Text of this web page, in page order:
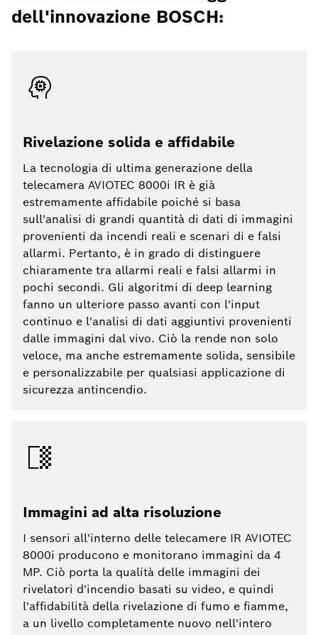
dell'innovazione BOSCH:
Rivelazione solida e affidabile
La tecnologia di ultima generazione della
telecamera AVIOTEC 8000i IR è già
estremamente affidabile poiché si basa
sull'analisi di grandi quantità di dati di immagini
provenienti da incendi reali e scenari di e falsi
allarmi. Pertanto, è in grado di distinguere
chiaramente tra allarmi reali e falsi allarmi in
pochi secondi. Gli algoritmi di deep learning
fanno un ulteriore passo avanti con l'input
continuo e l'analisi di dati aggiuntivi provenienti
dalle immagini dal vivo. Ciò la rende non solo
veloce, ma anche estremamente solida, sensibile
e personalizzabile per qualsiasi applicazione di
sicurezza antincendio.
Immagini ad alta risoluzione
I sensori all'interno delle telecamere IR AVIOTEC
8000i producono e monitorano immagini da 4
MP. Ciò porta la qualità delle immagini dei
rivelatori d'incendio basati su video, e quindi
l'affidabilità della rivelazione di fumo e fiamme,
a un livello completamente nuovo nell'intero